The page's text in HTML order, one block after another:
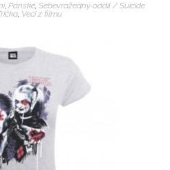
, Pánské, Sebevražedný oddíl / Suicide
, Veci z filmu